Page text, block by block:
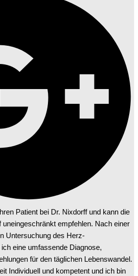
Patient bei Dr. Nixdorff und kann die
uneingeschränkt empfehlen. Nach einer
Untersuchung des Herz-
eine umfassende Diagnose,
für den täglichen Lebenswandel.
Individuell und kompetent und ich bin